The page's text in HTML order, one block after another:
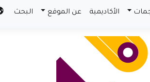
الأكاديمية عن الموقع البحث